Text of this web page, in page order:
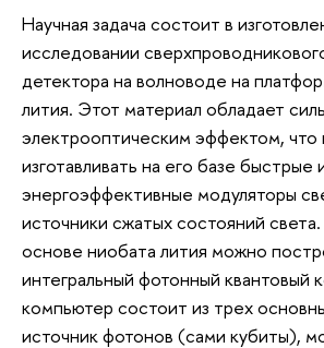
Научная задача состоит в
исследовании
детектора на волноводе на
лития. Этот материал обладает
электрооптическим эффектом, что
изготавливать на его базе быстрые
энергоэффективные модуляторы
источники сжатых состояний
основе ниобата лития можно
интегральный фотонный квантовый
компьютер состоит из трех
источник фотонов (сами кубиты),